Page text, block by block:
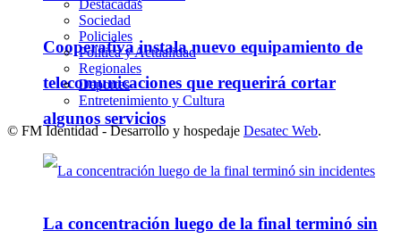
Cooperativa instala nuevo equipamiento de
telecomunicaciones que requerirá cortar
algunos servicios
La concentración luego de la final terminó sin
Destacadas
Sociedad
Policiales
Política y Actualidad
Regionales
Deportes
Entretenimiento y Cultura
© FM Identidad - Desarrollo y hospedaje Desatec Web.